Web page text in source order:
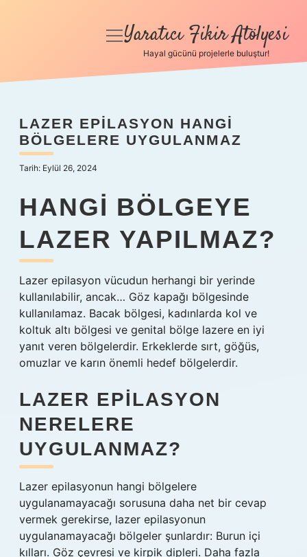
Anasayfa
Yasal Uyarı
Hakkımızda
menüyü
Yaratıcı Fikir Atölyesi
Hayal gücünü projelerle buluştur!
LAZER EPILASYON HANGI
BÖLGELERE UYGULANMAZ
Tarih: Eylül 26, 2024
HANGI BÖLGEYE
LAZER YAPILMAZ?
Lazer epilasyon vücudun herhangi bir yerinde
kullanılabilir, ancak… Göz kapağı bölgesinde
kullanılamaz. Bacak bölgesi, kadınlarda kol ve
koltuk altı bölgesi ve genital bölge lazere en iyi
yanıt veren bölgelerdir. Erkeklerde sırt, göğüs,
omuzlar ve karın önemli hedef bölgelerdir.
LAZER EPILASYON
NERELERE
UYGULANMAZ?
Lazer epilasyonun hangi bölgelere
uygulanamayacağı sorusuna daha net bir cevap
vermek gerekirse, lazer epilasyonun
uygulanamayacağı bölgeler şunlardır: Burun içi
kılları. Göz çevresi ve kirpik dipleri. Daha fazla